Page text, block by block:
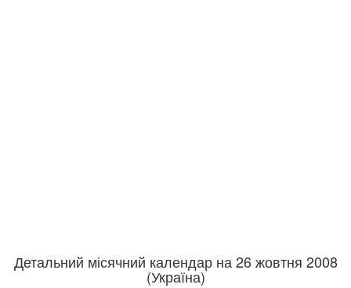
Детальний місячний календар на 26 жовтня 2008
(Україна)